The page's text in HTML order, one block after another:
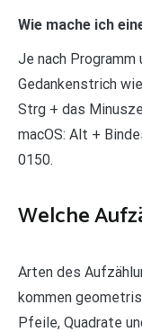
Wie mache ich
Je nach
Gedankenstrich
Strg + das
macOS: Alt +
0150.
Welche
Arten des
kommen
Pfeile, Quadrate